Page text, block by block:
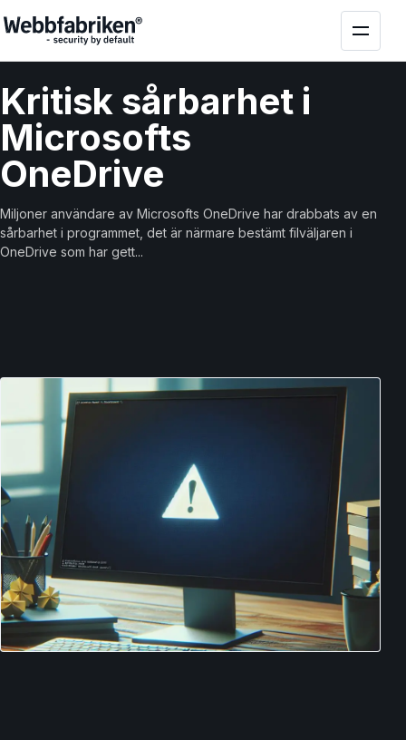
Kritisk sårbarhet i
Microsofts
OneDrive
Miljoner användare av Microsofts OneDrive har drabbats av en
sårbarhet i programmet, det är närmare bestämt filväljaren i
OneDrive som har gett...